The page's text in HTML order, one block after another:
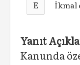
E İkmal
Yanıt
Kanunda